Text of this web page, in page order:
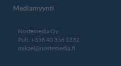
Mediamyynti
Nostemedia Oy
Puh. +358 40 356 1332
mikael@nostemedia.fi